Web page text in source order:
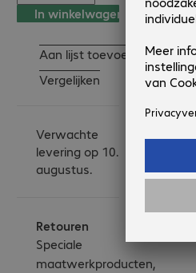
In winkelwagen
Aan lijst toevoegen
Vergelijken
Verwachte
levering op 10.
augustus.
Retouren
Speciale
maatwerkproducten,